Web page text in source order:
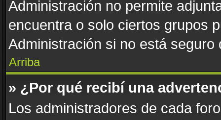
Administración no permite
encuentra o solo ciertos grupos
Administración si no está
Arriba
» ¿Por qué recibí una
Los administradores de cada